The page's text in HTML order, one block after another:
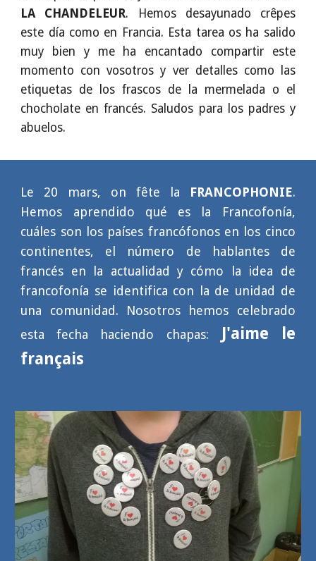
LA CHANDELEUR. Hemos desayunado crêpes
este día como en Francia. Esta tarea os ha salido
muy bien y me ha encantado compartir este
momento con vosotros y ver detalles como las
etiquetas de los frascos de la mermelada o el
chocholate en francés. Saludos para los padres y
abuelos.
Le 20 mars, on fête la FRANCOPHONIE.
Hemos aprendido qué es la Francofonía,
cuáles son los países francófonos en los cinco
continentes, el número de hablantes de
francés en la actualidad y cómo la idea de
francofonía se identifica con la de unidad de
una comunidad. Nosotros hemos celebrado
esta fecha haciendo chapas:
J'aime le
français